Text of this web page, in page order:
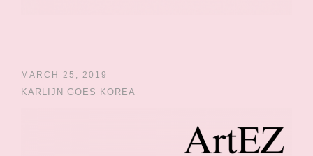
MARCH 25, 2019
KARLIJN GOES KOREA